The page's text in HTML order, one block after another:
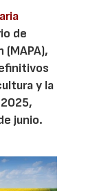
de
y la
junio.